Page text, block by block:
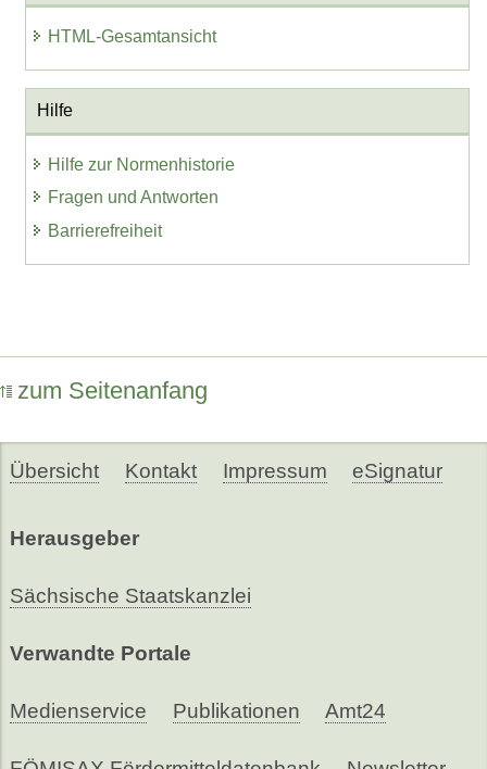
HTML-Gesamtansicht
Hilfe
Hilfe zur Normenhistorie
Fragen und Antworten
Barrierefreiheit
zum Seitenanfang
Übersicht Kontakt Impressum eSignatur
Herausgeber
Sächsische Staatskanzlei
Verwandte Portale
Medienservice Publikationen Amt24